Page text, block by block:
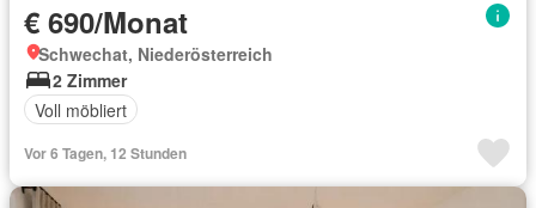
€ 690/Monat
Schwechat, Niederösterreich
2 Zimmer
Voll möbliert
Vor 6 Tagen, 12 Stunden